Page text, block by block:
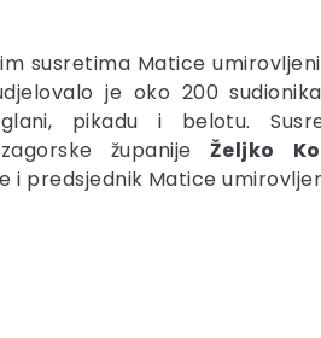
susretima Matice
je oko 200
pikadu i belotu.
županije Željko
i predsjednik Matice